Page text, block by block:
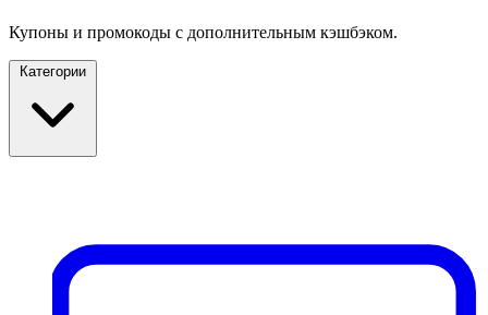
Купоны и промокоды с дополнительным кэшбэком.
Категории